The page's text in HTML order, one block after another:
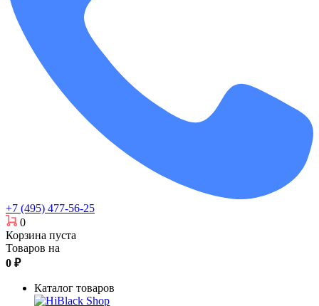
+7 (495) 477-56-25
0
Корзина пуста
Товаров на
0 ₽
Каталог товаров